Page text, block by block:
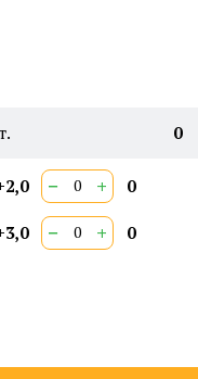
0
− + 0
− + 0